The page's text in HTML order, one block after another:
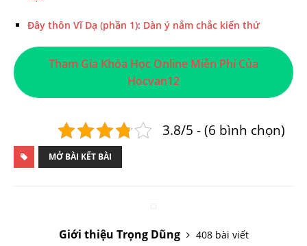
Đây thôn Vĩ Dạ (phần 1): Dàn ý nắm chắc kiến thứ
Tham Gia Khóa Học Online Miễn Phí Của
Hocvan12
3.8/5 - (6 bình chọn)
MỞ BÀI KẾT BÀI
Giới thiệu Trọng Dũng
408 bài viết